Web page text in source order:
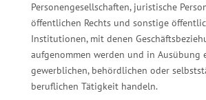
Personengesellschaften, juristische
öffentlichen Rechts und sonstige
Institutionen, mit denen
aufgenommen werden und in Ausübung
gewerblichen, behördlichen oder
beruflichen Tätigkeit handeln.